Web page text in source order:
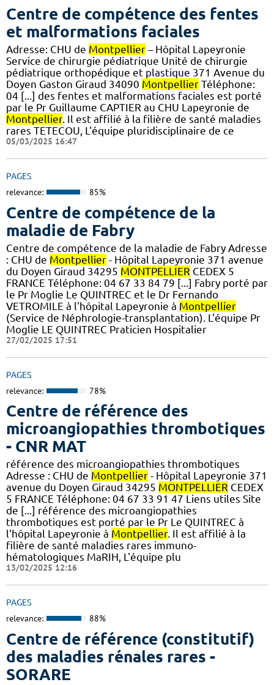
Centre de compétence des fentes
et malformations faciales
Adresse: CHU de Montpellier – Hôpital Lapeyronie
Service de chirurgie pédiatrique Unité de chirurgie
pédiatrique orthopédique et plastique 371 Avenue du
Doyen Gaston Giraud 34090 Montpellier Téléphone:
04 [...] des fentes et malformations faciales est porté
par le Pr Guillaume CAPTIER au CHU Lapeyronie de
Montpellier. Il est affilié à la filière de santé maladies
rares TETECOU, L'équipe pluridisciplinaire de ce
05/03/2025 16:47
PAGES
relevance: 85%
Centre de compétence de la
maladie de Fabry
Centre de compétence de la maladie de Fabry Adresse
: CHU de Montpellier - Hôpital Lapeyronie 371 avenue
du Doyen Giraud 34295 MONTPELLIER CEDEX 5
FRANCE Téléphone: 04 67 33 84 79 [...] Fabry porté par
le Pr Moglie Le QUINTREC et le Dr Fernando
VETROMILE à l'hôpital Lapeyronie à Montpellier
(Service de Néphrologie-transplantation). L'équipe Pr
Moglie LE QUINTREC Praticien Hospitalier
27/02/2025 17:51
PAGES
relevance: 78%
Centre de référence des
microangiopathies thrombotiques
- CNR MAT
référence des microangiopathies thrombotiques
Adresse : CHU de Montpellier - Hôpital Lapeyronie 371
avenue du Doyen Giraud 34295 MONTPELLIER CEDEX
5 FRANCE Téléphone: 04 67 33 91 47 Liens utiles Site
de [...] référence des microangiopathies
thrombotiques est porté par le Pr Le QUINTREC à
l'hôpital Lapeyronie à Montpellier. Il est affilié à la
filière de santé maladies rares immuno-
hématologiques MaRIH, L'équipe plu
13/02/2025 12:16
PAGES
relevance: 88%
Centre de référence (constitutif)
des maladies rénales rares -
SORARE